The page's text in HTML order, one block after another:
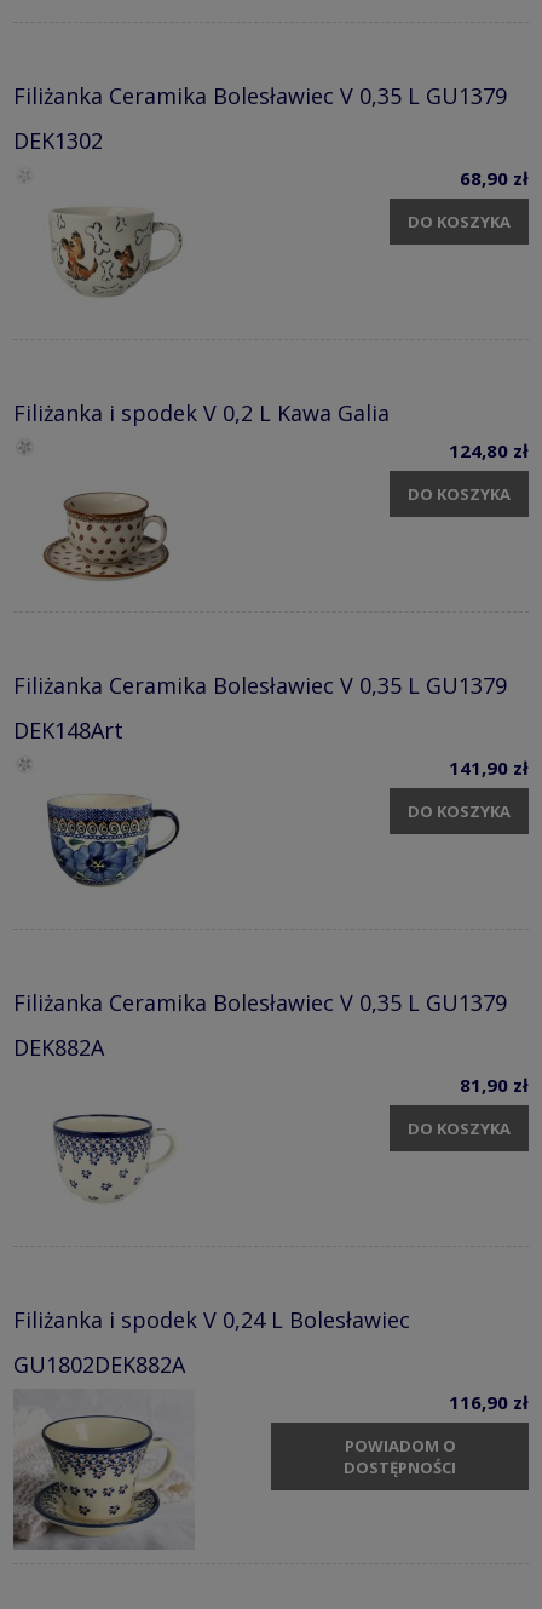
Filiżanka Ceramika Bolesławiec V 0,35 L GU1379
DEK1302
68,90 zł
DO KOSZYKA
Filiżanka i spodek V 0,2 L Kawa Galia
124,80 zł
DO KOSZYKA
Filiżanka Ceramika Bolesławiec V 0,35 L GU1379
DEK148Art
141,90 zł
DO KOSZYKA
Filiżanka Ceramika Bolesławiec V 0,35 L GU1379
DEK882A
81,90 zł
DO KOSZYKA
Filiżanka i spodek V 0,24 L Bolesławiec
GU1802DEK882A
116,90 zł
POWIADOM O
DOSTĘPNOŚCI